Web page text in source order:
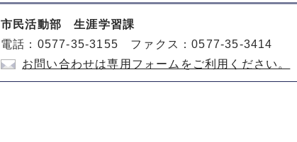
市民活動部 生涯学習課
電話：0577-35-3155 ファクス：0577-35-3414
お問い合わせは専用フォームをご利用ください。